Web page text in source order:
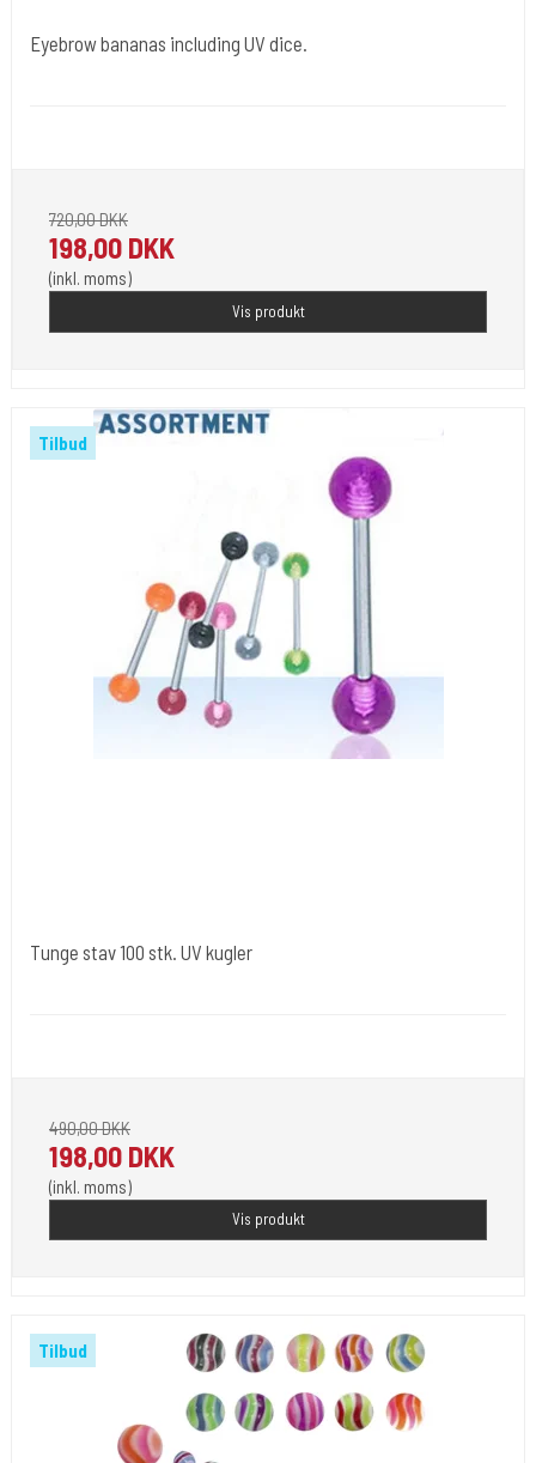
Eyebrow bananas including UV dice.
720,00 DKK
198,00 DKK
(inkl. moms)
Vis produkt
Tilbud
Tunge stav 100 stk. UV kugler
490,00 DKK
198,00 DKK
(inkl. moms)
Vis produkt
Tilbud